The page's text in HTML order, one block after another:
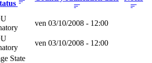
ven 03/10/2008 - 12:00
ven 03/10/2008 - 12:00
State